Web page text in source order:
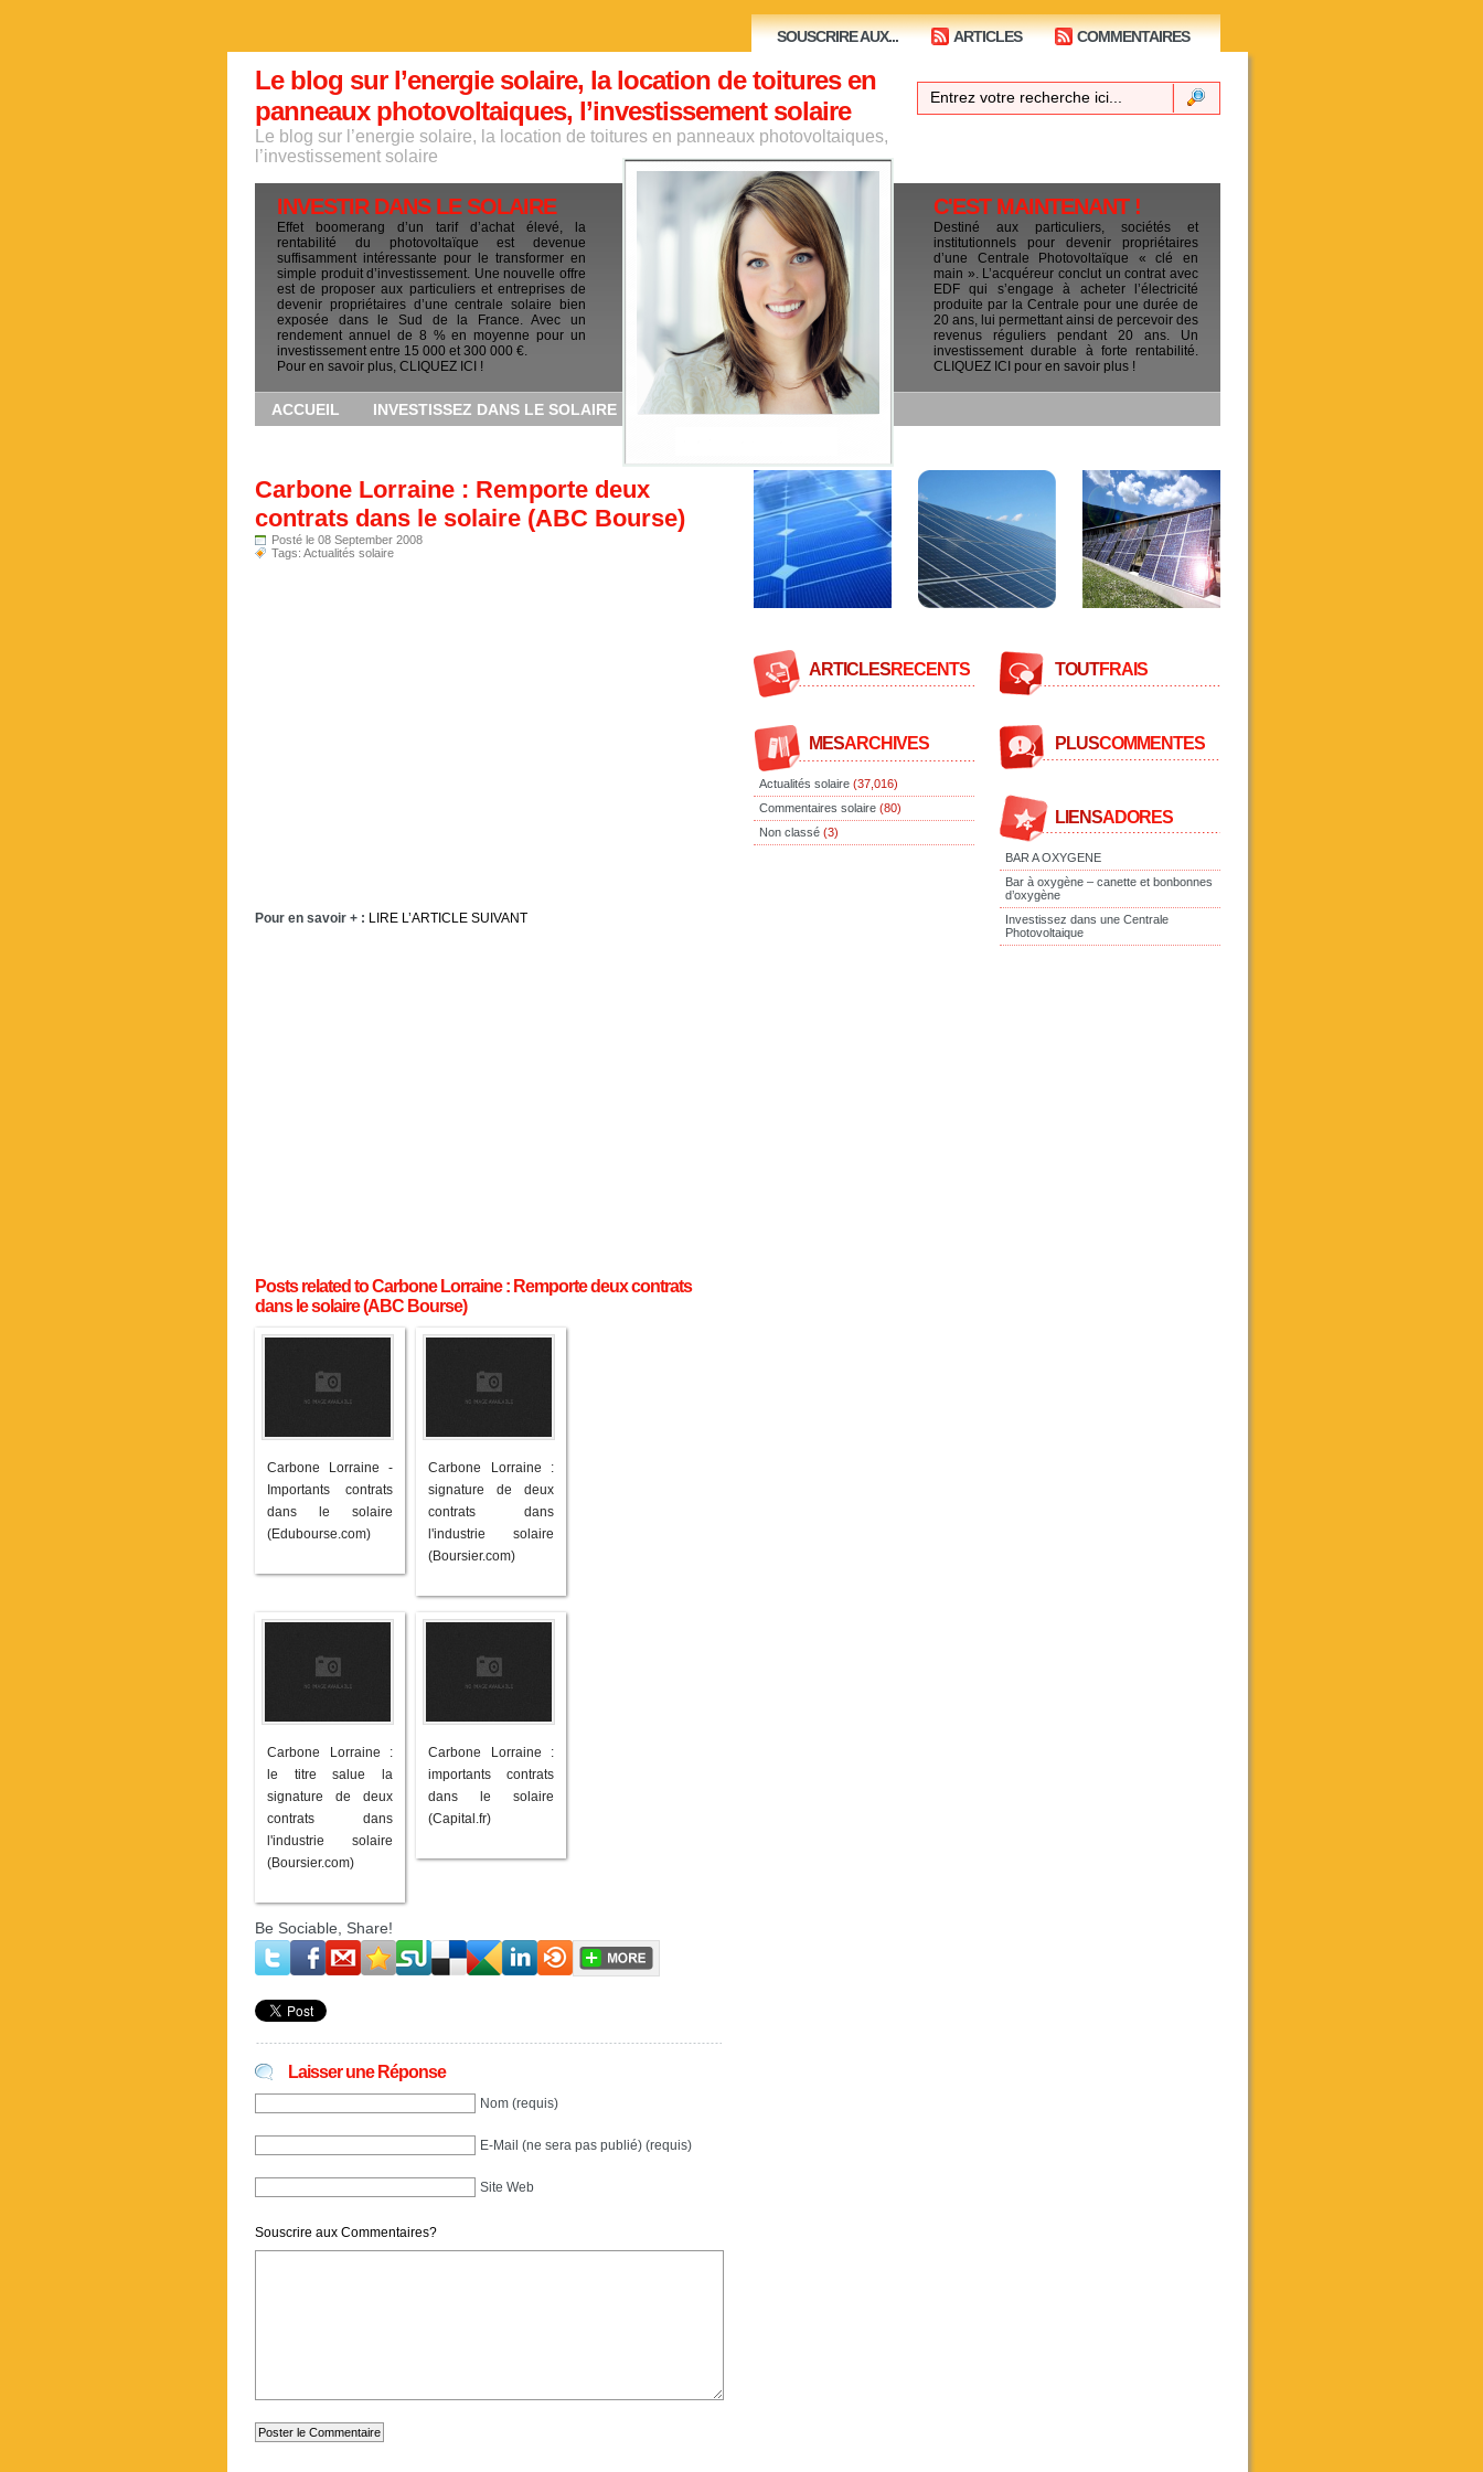
SOUSCRIRE AUX... ARTICLES COMMENTAIRES
Le blog sur l’energie solaire, la location de toitures en
panneaux photovoltaiques, l’investissement solaire
Le blog sur l’energie solaire, la location de toitures en panneaux photovoltaiques,
l’investissement solaire
INVESTIR DANS LE SOLAIRE
Effet boomerang d’un tarif d’achat élevé, la
rentabilité du photovoltaïque est devenue
suffisamment intéressante pour le transformer en
simple produit d’investissement. Une nouvelle offre
est de proposer aux particuliers et entreprises de
devenir propriétaires d’une centrale solaire bien
exposée dans le Sud de la France. Avec un
rendement annuel de 8 % en moyenne pour un
investissement entre 15 000 et 300 000 €.
Pour en savoir plus, CLIQUEZ ICI !
ACCUEIL INVESTISSEZ DANS LE SOLAIRE
C'EST MAINTENANT !
Destiné aux particuliers, sociétés et
institutionnels pour devenir propriétaires
d’une Centrale Photovoltaïque « clé en
main ». L’acquéreur conclut un contrat avec
EDF qui s’engage à acheter l’électricité
produite par la Centrale pour une durée de
20 ans, lui permettant ainsi de percevoir des
revenus réguliers pendant 20 ans. Un
investissement durable à forte rentabilité.
CLIQUEZ ICI pour en savoir plus !
Carbone Lorraine : Remporte deux
contrats dans le solaire (ABC Bourse)
Posté le 08 September 2008
Tags: Actualités solaire
Pour en savoir + : LIRE L’ARTICLE SUIVANT
Posts related to Carbone Lorraine : Remporte deux contrats
dans le solaire (ABC Bourse)
Carbone Lorraine -
Importants contrats
dans le solaire
(Edubourse.com)
Carbone Lorraine :
signature de deux
contrats dans
l'industrie solaire
(Boursier.com)
Carbone Lorraine :
le titre salue la
signature de deux
contrats dans
l'industrie solaire
(Boursier.com)
Carbone Lorraine :
importants contrats
dans le solaire
(Capital.fr)
Be Sociable, Share!
Laisser une Réponse
Nom (requis)
E-Mail (ne sera pas publié) (requis)
Site Web
Souscrire aux Commentaires?
ARTICLESRECENTS
MESARCHIVES
Actualités solaire (37,016)
Commentaires solaire (80)
Non classé (3)
TOUTFRAIS
PLUSCOMMENTES
LIENSADORES
BAR A OXYGENE
Bar à oxygène – canette et bonbonnes
d’oxygène
Investissez dans une Centrale
Photovoltaique